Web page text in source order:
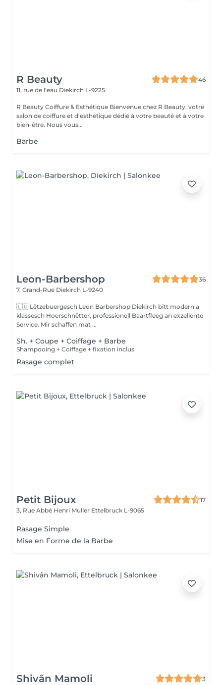
R Beauty
46
11, rue de l'eau Diekirch L-9225
R Beauty Coiffure & Esthétique Bienvenue chez R Beauty, votre
salon de coiffure et d'esthétique dédié à votre beauté et à votre
bien-être. Nous vous...
Barbe
Leon-Barbershop
36
7, Grand-Rue Diekirch L-9240
🇱🇺 Lëtzebuergesch Leon Barbershop Diekirch bitt modern a
klassesch Hoerschnëtter, professionell Baartfleeg an exzellente
Service. Mir schaffen mat ...
Sh. + Coupe + Coiffage + Barbe
Shampooing + Coiffage + fixation inclus
Rasage complet
Petit Bijoux
17
3, Rue Abbé Henri Muller Ettelbruck L-9065
Rasage Simple
Mise en Forme de la Barbe
Shivân Mamoli
3